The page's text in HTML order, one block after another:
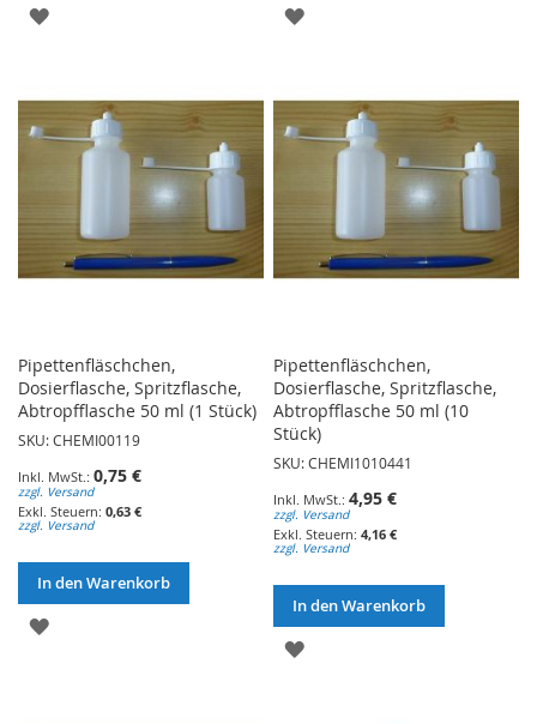
ZUR
HINZUFÜGEN
ZUR
HINZUFÜGEN
Pipettenfläschchen,
Dosierflasche, Spritzflasche,
Abtropfflasche 50 ml (1 Stück)
SKU: CHEMI00119
0,75 €
zzgl. Versand
0,63 €
zzgl. Versand
In den Warenkorb
ZUR
Pipettenfläschchen,
Dosierflasche, Spritzflasche,
Abtropfflasche 50 ml (10
Stück)
SKU: CHEMI1010441
4,95 €
zzgl. Versand
4,16 €
zzgl. Versand
In den Warenkorb
ZUR